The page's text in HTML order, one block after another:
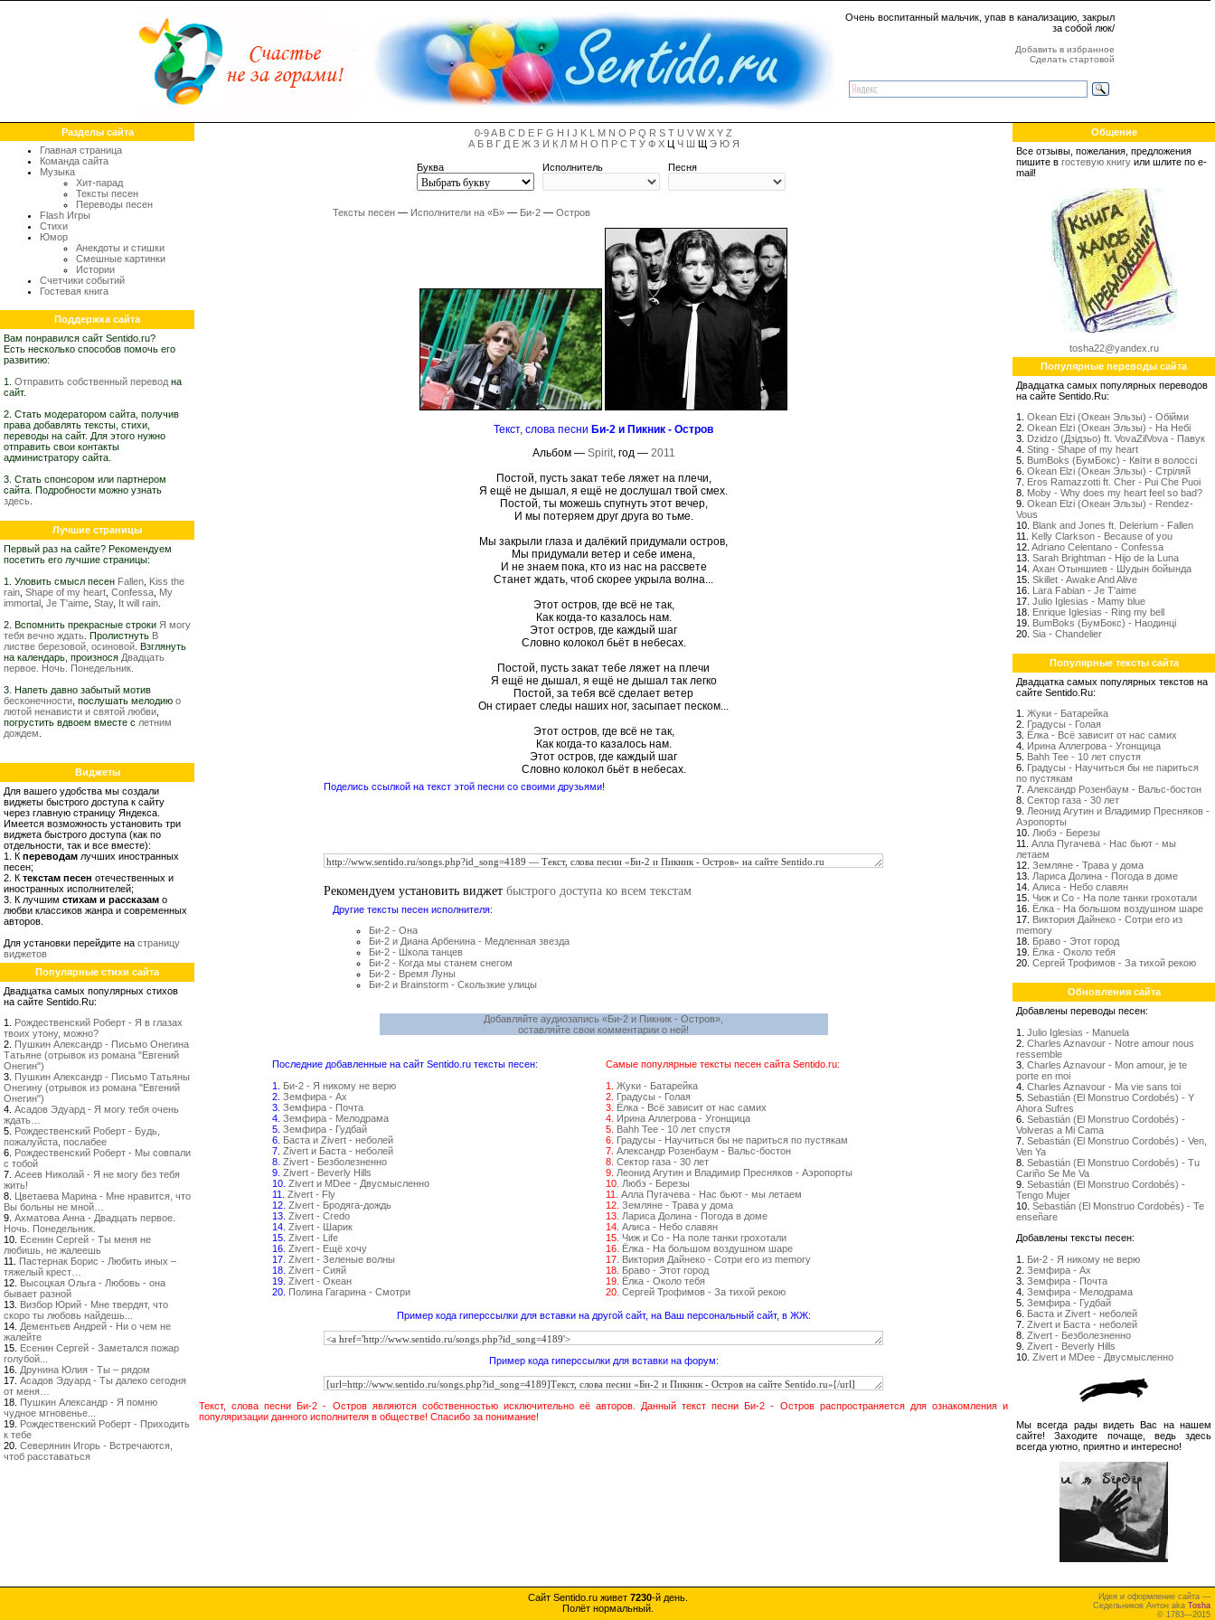
Очень воспитанный мальчик, упав в канализацию, закрыл
за собой люк/
Добавить в избранное
Сделать стартовой
Разделы сайта
Главная страница
Команда сайта
Музыка
Хит-парад
Тексты песен
Переводы песен
Flash Игры
Стихи
Юмор
Анекдоты и стишки
Смешные картинки
Истории
Счетчики событий
Гостевая книга
Поддержка сайта
Вам понравился сайт Sentido.ru?
Есть несколько способов помочь его
развитию:
1. Отправить собственный перевод на
сайт.
2. Стать модератором сайта, получив
права добавлять тексты, стихи,
переводы на сайт. Для этого нужно
отправить свои контакты
администратору сайта.
3. Стать спонсором или партнером
сайта. Подробности можно узнать
здесь
Лучшие страницы
Первый раз на сайте? Рекомендуем
посетить его лучшие страницы:
1. Уловить смысл песен Fallen Kiss the
rain Shape of my heart Confessa My
immortal Je T'aime Stay, It will rain
2. Вспомнить прекрасные строки Я могу
тебя вечно ждать . Пролистнуть В
листве березовой, осиновой . Взглянуть
на календарь, произнося Двадцать
первое. Ночь. Понедельник.
3. Напеть давно забытый мотив
бесконечности , послушать мелодию о
лютой ненависти и святой любви
погрустить вдвоем вместе с летним
дождем
Виджеты
Для вашего удобства мы создали
виджеты быстрого доступа к сайту
через главную страницу Яндекса.
Имеется возможность установить три
виджета быстрого доступа (как по
отдельности, так и все вместе):
1. К переводам лучших иностранных
песен;
2. К текстам песен отечественных и
иностранных исполнителей;
3. К лучшим стихам и рассказам о
любви классиков жанра и современных
авторов.
Для установки перейдите на страницу
виджетов
Популярные стихи сайта
Двадцатка самых популярных стихов
на сайте Sentido.Ru:
1. Рождественский Роберт - Я в глазах
твоих утону, можно?
2. Пушкин Александр - Письмо Онегина
Татьяне (отрывок из романа "Евгений
Онегин")
3. Пушкин Александр - Письмо Татьяны
Онегину (отрывок из романа "Евгений
Онегин")
4. Асадов Эдуард - Я могу тебя очень
ждать…
5. Рождественский Роберт - Будь,
пожалуйста, послабее
6. Рождественский Роберт - Мы совпали
с тобой
7. Асеев Николай - Я не могу без тебя
жить!
8. Цветаева Марина - Мне нравится, что
Вы больны не мной…
9. Ахматова Анна - Двадцать первое.
Ночь. Понедельник.
10. Есенин Сергей - Ты меня не
любишь, не жалеешь
11. Пастернак Борис - Любить иных –
тяжелый крест…
12. Высоцкая Ольга - Любовь - она
бывает разной
13. Визбор Юрий - Мне твердят, что
скоро ты любовь найдешь...
14. Дементьев Андрей - Ни о чем не
жалейте
15. Есенин Сергей - Заметался пожар
голубой...
16. Друнина Юлия - Ты – рядом
17. Асадов Эдуард - Ты далеко сегодня
от меня…
18. Пушкин Александр - Я помню
чудное мгновенье...
19. Рождественский Роберт - Приходить
к тебе
20. Северянин Игорь - Встречаются,
чтоб расставаться
0-9A B C D E F G H I J K L M N O P Q R S T U V W X Y Z
А Б В Г Д Е Ж З И К Л М Н О П Р С Т У Ф ХЦ Ч ШЩ Э Ю Я
Буква Исполнитель Песня
Тексты песен— Исполнители на «Б»— Би-2— Остров
Текст, слова песни Би-2 и Пикник - Остров
Альбом — Spirit, год — 2011
Постой, пусть закат тебе ляжет на плечи,
Я ещё не дышал, я ещё не дослушал твой смех.
Постой, ты можешь спугнуть этот вечер,
И мы потеряем друг друга во тьме.
Мы закрыли глаза и далёкий придумали остров,
Мы придумали ветер и себе имена,
И не знаем пока, кто из нас на рассвете
Станет ждать, чтоб скорее укрыла волна...
Этот остров, где всё не так,
Как когда-то казалось нам.
Этот остров, где каждый шаг
Словно колокол бьёт в небесах.
Постой, пусть закат тебе ляжет на плечи
Я ещё не дышал, я ещё не дышал так легко
Постой, за тебя всё сделает ветер
Он стирает следы наших ног, засыпает песком...
Этот остров, где всё не так,
Как когда-то казалось нам.
Этот остров, где каждый шаг
Словно колокол бьёт в небесах.
Поделись ссылкой на текст этой песни со своими друзьями!
Рекомендуем установить виджет быстрого доступа ко всем текстам
Другие тексты песен исполнителя:
Би-2 - Она
Би-2 и Диана Арбенина - Медленная звезда
Би-2 - Школа танцев
Би-2 - Когда мы станем снегом
Би-2 - Время Луны
Би-2 и Brainstorm - Скользкие улицы
Добавляйте аудиозапись «Би-2 и Пикник - Остров»,
оставляйте свои комментарии о ней!
Последние добавленные на сайт Sentido.ru тексты песен:
1.
Би-2 - Я никому не верю
2. Земфира - Ах
3. Земфира - Почта
4. Земфира - Мелодрама
5. Земфира - Гудбай
6. Баста и Zivert - неболей
7. Zivert и Баста - неболей
8. Zivert - Безболезненно
9. Zivert - Beverly Hills
10. Zivert и MDee - Двусмысленно
11. Zivert - Fly
12. Zivert - Бродяга-дождь
13. Zivert - Credo
14. Zivert - Шарик
15. Zivert - Life
16. Zivert - Ещё хочу
17. Zivert - Зеленые волны
18. Zivert - Сияй
19. Zivert - Океан
20. Полина Гагарина - Смотри
Самые популярные тексты песен сайта Sentido.ru:
1. Жуки - Батарейка
2. Градусы - Голая
3. Ёлка - Всё зависит от нас самих
4. Ирина Аллегрова - Угонщица
5. Bahh Tee - 10 лет спустя
6. Градусы - Научиться бы не париться по пустякам
7. Александр Розенбаум - Вальс-бостон
8. Сектор газа - 30 лет
9. Леонид Агутин и Владимир Пресняков - Аэропорты
10. Любэ - Березы
11. Алла Пугачева - Нас бьют - мы летаем
12. Земляне - Трава у дома
13. Лариса Долина - Погода в доме
14. Алиса - Небо славян
15. Чиж и Со - На поле танки грохотали
16. Ёлка - На большом воздушном шаре
17. Виктория Дайнеко - Сотри его из memory
18. Браво - Этот город
19. Ёлка - Около тебя
20. Сергей Трофимов - За тихой рекою
Пример кода гиперссылки для вставки на другой сайт, на Ваш персональный сайт, в ЖЖ:
Пример кода гиперссылки для вставки на форум:
Текст, слова песни Би-2 - Остров являются собственностью исключительно её авторов. Данный текст песни Би-2 - Остров распространяется для ознакомления и
популяризации данного исполнителя в обществе! Спасибо за понимание!
Общение
Все отзывы, пожелания, предложения
пишите в гостевую книгу или шлите по e-
mail!
tosha22@yandex.ru
Популярные переводы сайта
Двадцатка самых популярных переводов
на сайте Sentido.Ru:
1. Okean Elzi (Океан Эльзы) - Обійми
2. Okean Elzi (Океан Эльзы) - На Небі
3. Dzidzo (Дзідзьо) ft. VovaZilVova - Павук
4. Sting - Shape of my heart
5. BumBoks (БумБокс) - Квіти в волоссі
6. Okean Elzi (Океан Эльзы) - Стрiляй
7. Eros Ramazzotti ft. Cher - Pui Che Puoi
8. Moby - Why does my heart feel so bad?
9. Okean Elzi (Океан Эльзы) - Rendez-
Vous
10. Blank and Jones ft. Delerium - Fallen
11. Kelly Clarkson - Because of you
12. Adriano Celentano - Confessa
13. Sarah Brightman - Hijo de la Luna
14. Ахан Отыншиев - Шудын бойында
15. Skillet - Awake And Alive
16. Lara Fabian - Je T'aime
17. Julio Iglesias - Mamy blue
18. Enrique Iglesias - Ring my bell
19. BumBoks (БумБокс) - Наодинці
20. Sia - Chandelier
Популярные тексты сайта
Двадцатка самых популярных текстов на
сайте Sentido.Ru:
1. Жуки - Батарейка
2. Градусы - Голая
3. Ёлка - Всё зависит от нас самих
4. Ирина Аллегрова - Угонщица
5. Bahh Tee - 10 лет спустя
6. Градусы - Научиться бы не париться
по пустякам
7. Александр Розенбаум - Вальс-бостон
8. Сектор газа - 30 лет
9. Леонид Агутин и Владимир Пресняков -
Аэропорты
10. Любэ - Березы
11. Алла Пугачева - Нас бьют - мы
летаем
12. Земляне - Трава у дома
13. Лариса Долина - Погода в доме
14. Алиса - Небо славян
15. Чиж и Со - На поле танки грохотали
16. Ёлка - На большом воздушном шаре
17. Виктория Дайнеко - Сотри его из
memory
18. Браво - Этот город
19. Ёлка - Около тебя
20. Сергей Трофимов - За тихой рекою
Обновления сайта
Добавлены переводы песен:
1. Julio Iglesias - Manuela
2. Charles Aznavour - Notre amour nous
ressemble
3. Charles Aznavour - Mon amour, je te
porte en moi
4. Charles Aznavour - Ma vie sans toi
5. Sebastián (El Monstruo Cordobés) - Y
Ahora Sufres
6. Sebastián (El Monstruo Cordobés) -
Volveras a Mi Cama
7. Sebastián (El Monstruo Cordobés) - Ven,
Ven Ya
8. Sebastián (El Monstruo Cordobés) - Tu
Cariño Se Me Va
9. Sebastián (El Monstruo Cordobés) -
Tengo Mujer
10. Sebastián (El Monstruo Cordobés) - Te
enseñare
Добавлены тексты песен:
1. Би-2 - Я никому не верю
2. Земфира - Ах
3. Земфира - Почта
4. Земфира - Мелодрама
5. Земфира - Гудбай
6. Баста и Zivert - неболей
7. Zivert и Баста - неболей
8. Zivert - Безболезненно
9. Zivert - Beverly Hills
10. Zivert и MDee - Двусмысленно
Мы всегда рады видеть Вас на нашем
сайте! Заходите почаще, ведь здесь
всегда уютно, приятно и интересно!
Сайт Sentido.ru живет 7230-й день.
Полёт нормальный.
Идея и оформление сайта —
Седельников Антон aka Tosha
© 1783—2015